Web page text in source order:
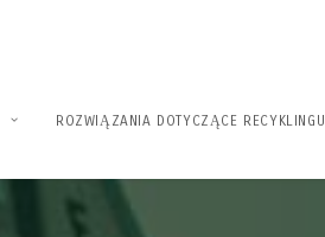
ROZWIĄZANIA DOTYCZĄCE RECYKLINGU